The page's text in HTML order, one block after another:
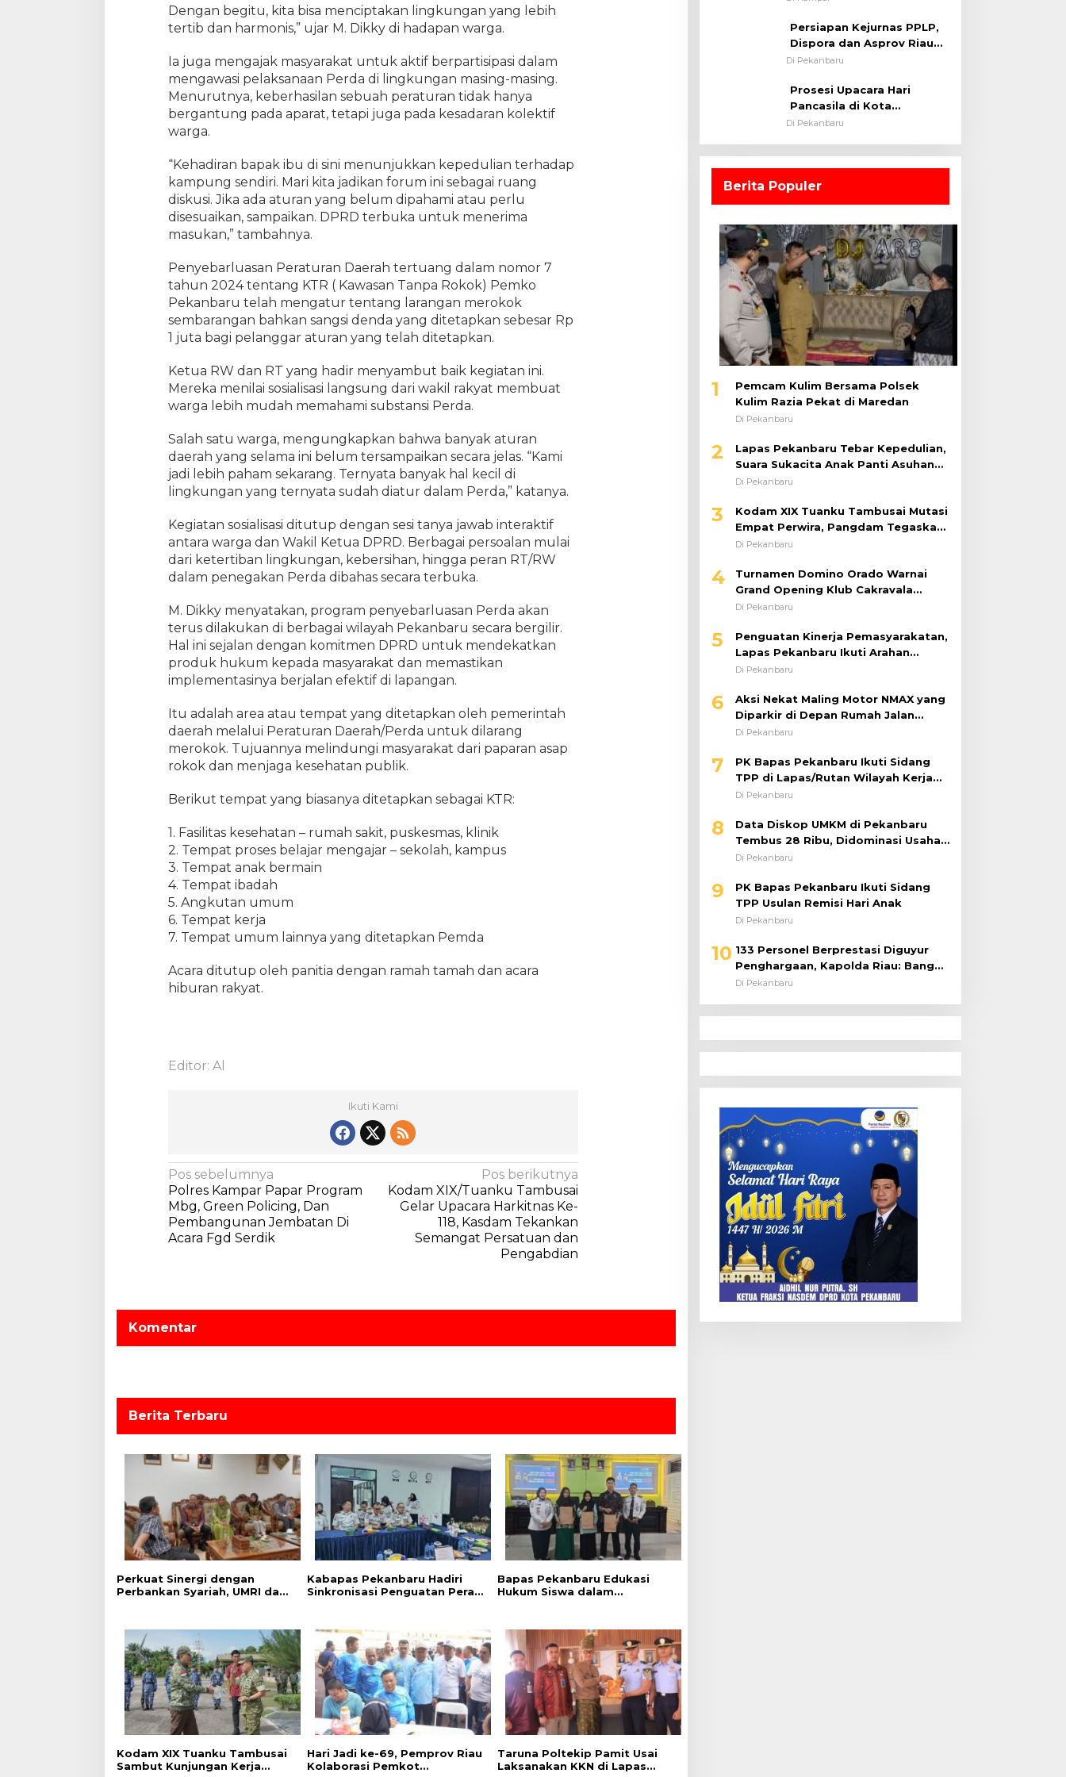
a
s
k
a
n
P
a
K
T
R
k
M
a
s
y
r
k
a
t
e
n
a
y
n
R
a
Dengan begitu, kita bisa menciptakan lingkungan yang lebih
tertib dan harmonis,” ujar M. Dikky di hadapan warga.
Ia juga mengajak masyarakat untuk aktif berpartisipasi dalam
mengawasi pelaksanaan Perda di lingkungan masing-masing.
Menurutnya, keberhasilan sebuah peraturan tidak hanya
bergantung pada aparat, tetapi juga pada kesadaran kolektif
warga.
“Kehadiran bapak ibu di sini menunjukkan kepedulian terhadap
kampung sendiri. Mari kita jadikan forum ini sebagai ruang
diskusi. Jika ada aturan yang belum dipahami atau perlu
disesuaikan, sampaikan. DPRD terbuka untuk menerima
masukan,” tambahnya.
Penyebarluasan Peraturan Daerah tertuang dalam nomor 7
tahun 2024 tentang KTR ( Kawasan Tanpa Rokok) Pemko
Pekanbaru telah mengatur tentang larangan merokok
sembarangan bahkan sangsi denda yang ditetapkan sebesar Rp
1 juta bagi pelanggar aturan yang telah ditetapkan.
Ketua RW dan RT yang hadir menyambut baik kegiatan ini.
Mereka menilai sosialisasi langsung dari wakil rakyat membuat
warga lebih mudah memahami substansi Perda.
Salah satu warga, mengungkapkan bahwa banyak aturan
daerah yang selama ini belum tersampaikan secara jelas. “Kami
jadi lebih paham sekarang. Ternyata banyak hal kecil di
lingkungan yang ternyata sudah diatur dalam Perda,” katanya.
Kegiatan sosialisasi ditutup dengan sesi tanya jawab interaktif
antara warga dan Wakil Ketua DPRD. Berbagai persoalan mulai
dari ketertiban lingkungan, kebersihan, hingga peran RT/RW
dalam penegakan Perda dibahas secara terbuka.
M. Dikky menyatakan, program penyebarluasan Perda akan
terus dilakukan di berbagai wilayah Pekanbaru secara bergilir.
Hal ini sejalan dengan komitmen DPRD untuk mendekatkan
produk hukum kepada masyarakat dan memastikan
implementasinya berjalan efektif di lapangan.
Itu adalah area atau tempat yang ditetapkan oleh pemerintah
daerah melalui Peraturan Daerah/Perda untuk dilarang
merokok. Tujuannya melindungi masyarakat dari paparan asap
rokok dan menjaga kesehatan publik.
Berikut tempat yang biasanya ditetapkan sebagai KTR:
1. Fasilitas kesehatan – rumah sakit, puskesmas, klinik
2. Tempat proses belajar mengajar – sekolah, kampus
3. Tempat anak bermain
4. Tempat ibadah
5. Angkutan umum
6. Tempat kerja
7. Tempat umum lainnya yang ditetapkan Pemda
Acara ditutup oleh panitia dengan ramah tamah dan acara
hiburan rakyat.
Editor: Al
Ikuti Kami
N
a
v
i
s
i
s
Pos sebelumnya
Polres Kampar Papar Program
Mbg, Green Policing, Dan
Pembangunan Jembatan Di
Acara Fgd Serdik
Pos berikutnya
Kodam XIX/Tuanku Tambusai
Gelar Upacara Harkitnas Ke-
118, Kasdam Tekankan
Semangat Persatuan dan
Pengabdian
Komentar
Berita Terbaru
Perkuat Sinergi dengan
Perbankan Syariah, UMRI dan
untuk Pegawai
Kabapas Pekanbaru Hadiri
Sinkronisasi Penguatan Peran
Bapas Pekanbaru Edukasi
Hukum Siswa dalam
Kodam XIX Tuanku Tambusai
Sambut Kunjungan Kerja
‎Hari Jadi ke-69, Pemprov Riau
Kolaborasi Pemkot
Taruna Poltekip Pamit Usai
Laksanakan KKN di Lapas
Persiapan Kejurnas PPLP,
Dispora dan Asprov Riau
Tinjau Kelayakan Rumput
Di Pekanbaru
Prosesi Upacara Hari
Pancasila di Kota
Pekanbaru Tetap Khidmat
Di Pekanbaru
Berita Populer
1
Pemcam Kulim Bersama Polsek
Kulim Razia Pekat di Maredan
Di Pekanbaru
2
Lapas Pekanbaru Tebar Kepedulian,
Suara Sukacita Anak Panti Asuhan
Kemuliaan Iringi Bantuan Sosial
Di Pekanbaru
3
Kodam XIX Tuanku Tambusai Mutasi
Empat Perwira, Pangdam Tegaskan
Regenerasi untuk Perkuat Kinerja
Di Pekanbaru
4
Turnamen Domino Orado Warnai
Grand Opening Klub Cakravala
Pekanbaru
Di Pekanbaru
5
Penguatan Kinerja Pemasyarakatan,
Lapas Pekanbaru Ikuti Arahan
Dirjenpas Secara Virtual
Di Pekanbaru
6
Aksi Nekat Maling Motor NMAX yang
Diparkir di Depan Rumah Jalan
Tiung Raib Dicuri : Korban Minta
Di Pekanbaru
7
PK Bapas Pekanbaru Ikuti Sidang
TPP di Lapas/Rutan Wilayah Kerja
Bahas Usulan Remisi Umum Jelang
Di Pekanbaru
8
Data Diskop UMKM di Pekanbaru
Tembus 28 Ribu, Didominasi Usaha
Kuliner
Di Pekanbaru
9
PK Bapas Pekanbaru Ikuti Sidang
TPP Usulan Remisi Hari Anak
Di Pekanbaru
10 133 Personel Berprestasi Diguyur
Penghargaan, Kapolda Riau: Bangun
Kepercayaan Publik dengan Karya
Di Pekanbaru